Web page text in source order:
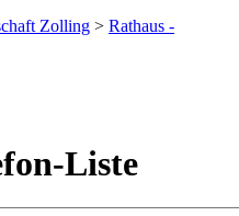
Zolling > Rathaus -
Liste